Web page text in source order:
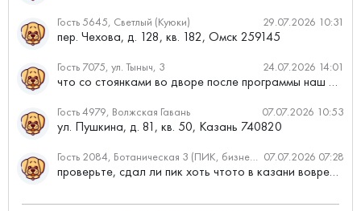
Гость 5645, Светлый (Куюки) 29.07.2026 10:31
пер. Чехова, д. 128, кв. 182, Омск 259145
Гость 7075, ул. Тыныч, 3 24.07.2026 14:01
что со стоянками во дворе после программы наш двор
Гость 4979, Волжская Гавань 07.07.2026 10:53
ул. Пушкина, д. 81, кв. 50, Казань 740820
Гость 2084, Ботаническая 3 (ПИК, бизнес-класс) 07.07.2026 07:28
проверьте, сдал ли пик хоть чтото в казани вовремя?